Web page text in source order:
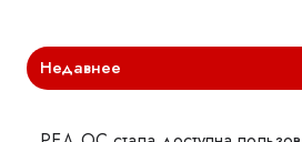
Недавнее